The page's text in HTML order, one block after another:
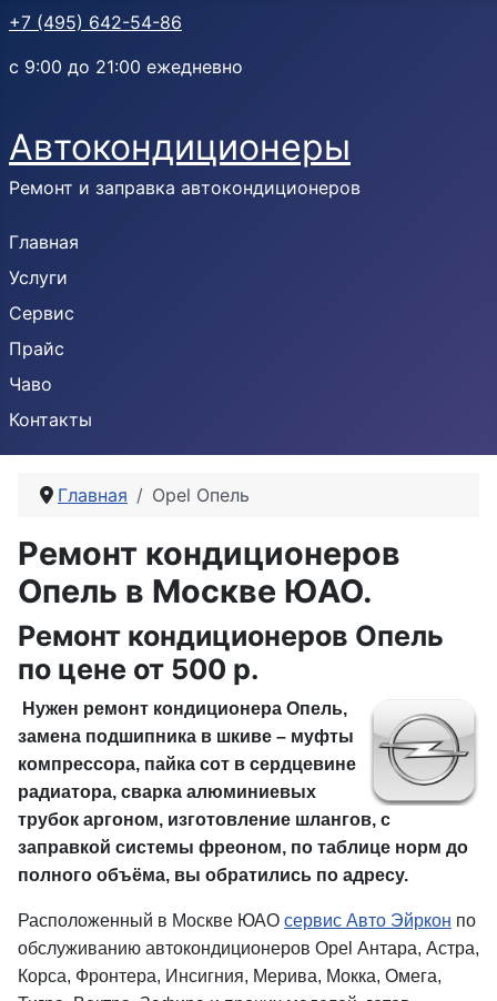
+7 (495) 642-54-86
с 9:00 до 21:00 ежедневно
Автокондиционеры
Ремонт и заправка автокондиционеров
Главная
Услуги
Сервис
Прайс
Чаво
Контакты
Главная Opel Опель
Ремонт кондиционеров
Опель в Москве ЮАО.
Ремонт кондиционеров Опель
по цене от 500 р.
Нужен ремонт кондиционера Опель,
замена подшипника в шкиве – муфты
компрессора, пайка сот в сердцевине
радиатора, сварка алюминиевых
трубок аргоном, изготовление шлангов, с
заправкой системы фреоном, по таблице норм до
полного объёма, вы обратились по адресу.
Расположенный в Москве ЮАО сервис Авто Эйркон по
обслуживанию автокондиционеров Opel Антара, Астра,
Корса, Фронтера, Инсигния, Мерива, Мокка, Омега,